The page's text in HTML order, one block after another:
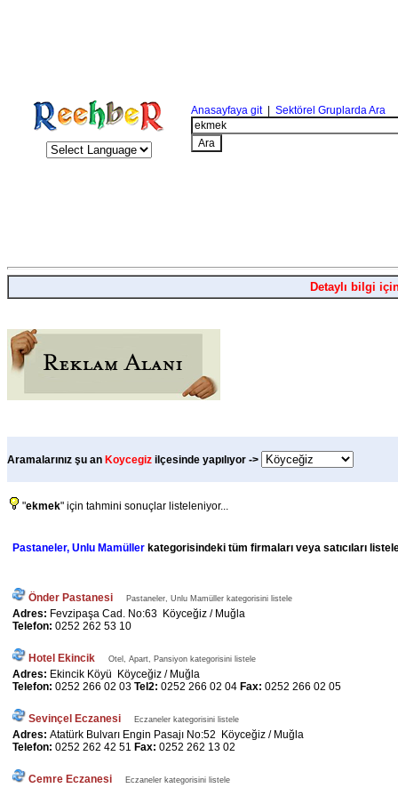
Anasayfaya git| Sektörel Gruplarda Ara
Detaylı bilgi
Aramalarınız şu an Koycegiz ilçesinde yapılıyor ->
"ekmek" için tahmini sonuçlar listeleniyor...
Pastaneler, Unlu Mamüller kategorisindeki tüm firmaları veya satıcıları
Önder Pastanesi Pastaneler, Unlu Mamüller kategorisini listele
Adres: Fevzipaşa Cad. No:63 Köyceğiz / Muğla
Telefon: 0252 262 53 10
Hotel Ekincik Otel, Apart, Pansiyon kategorisini listele
Adres: Ekincik Köyü Köyceğiz / Muğla
Telefon: 0252 266 02 03 Tel2: 0252 266 02 04 Fax: 0252 266 02 05
Sevinçel Eczanesi Eczaneler kategorisini listele
Adres: Atatürk Bulvarı Engin Pasajı No:52 Köyceğiz / Muğla
Telefon: 0252 262 42 51 Fax: 0252 262 13 02
Cemre Eczanesi Eczaneler kategorisini listele